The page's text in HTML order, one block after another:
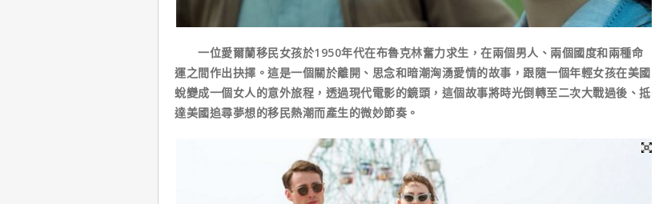
一位愛爾蘭移民女孩於1950年代在布魯克林奮力求生，在兩個男人、兩個國度和兩種命
運之間作出抉擇。這是一個關於離開、思念和暗潮洶湧愛情的故事，跟隨一個年輕女孩在美國
蛻變成一個女人的意外旅程，透過現代電影的鏡頭，這個故事將時光倒轉至二次大戰過後、抵
達美國追尋夢想的移民熱潮而產生的微妙節奏。